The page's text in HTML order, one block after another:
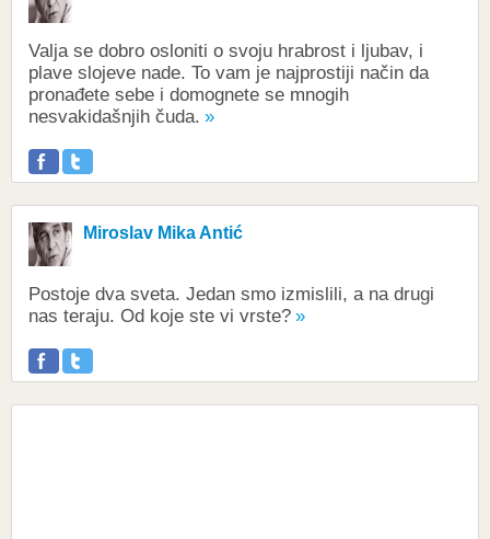
Valja se dobro osloniti o svoju hrabrost i ljubav, i
plave slojeve nade. To vam je najprostiji način da
pronađete sebe i domognete se mnogih
nesvakidašnjih čuda.
Miroslav Mika Antić
Postoje dva sveta. Jedan smo izmislili, a na drugi
nas teraju. Od koje ste vi vrste?